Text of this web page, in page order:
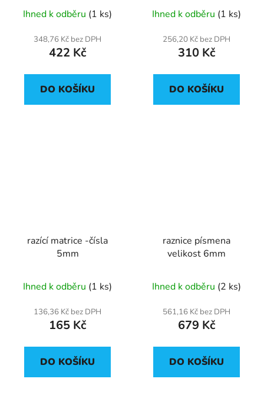
Ihned k odběru (1 ks)
348,76 Kč bez DPH
422 Kč
DO KOŠÍKU
Ihned k odběru (1 ks)
256,20 Kč bez DPH
310 Kč
DO KOŠÍKU
razící matrice -čísla
5mm
Ihned k odběru (1 ks)
136,36 Kč bez DPH
165 Kč
DO KOŠÍKU
raznice písmena
velikost 6mm
Ihned k odběru (2 ks)
561,16 Kč bez DPH
679 Kč
DO KOŠÍKU